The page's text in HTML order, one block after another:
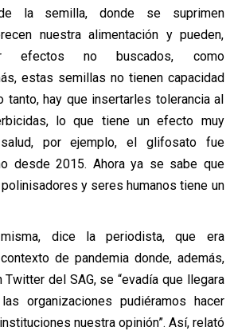
la semilla, donde se suprimen
nuestra alimentación y pueden,
efectos no buscados, como
estas semillas no tienen capacidad
tanto, hay que insertarles tolerancia al
lo que tiene un efecto muy
por ejemplo, el glifosato fue
desde 2015. Ahora ya se sabe que
y seres humanos tiene un
dice la periodista, que era
de pandemia donde, además,
Twitter del SAG, se “evadía que llegara
organizaciones pudiéramos hacer
nuestra opinión”. Así, relató